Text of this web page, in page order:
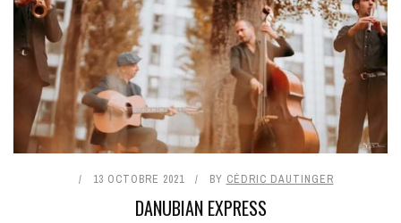
13 OCTOBRE 2021 BY CÉDRIC DAUTINGER
DANUBIAN EXPRESS